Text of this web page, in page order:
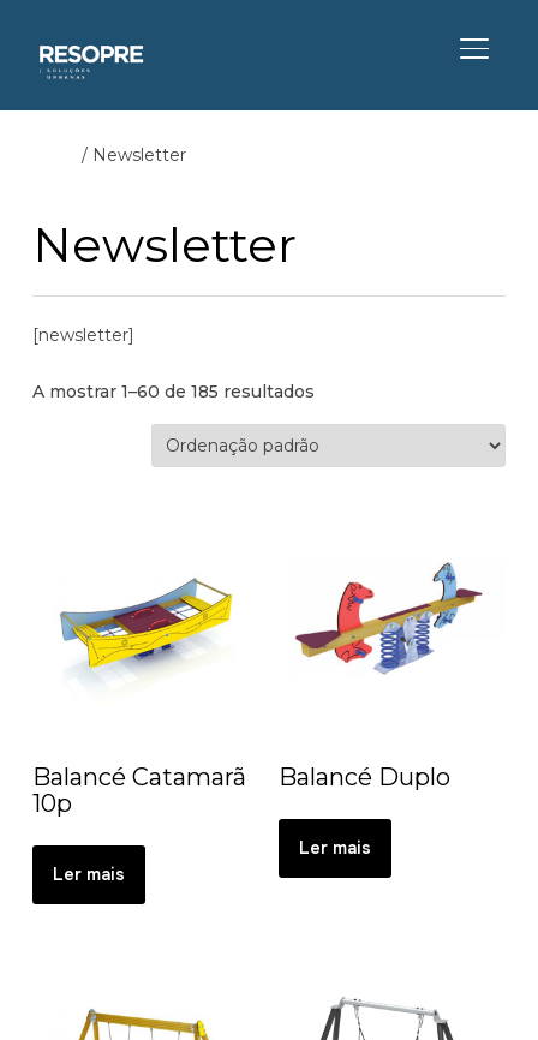
/ Newsletter
Newsletter
[newsletter]
A mostrar 1–60 de 185 resultados
Balancé Catamarã
10p
Ler mais
Balancé Duplo
Ler mais